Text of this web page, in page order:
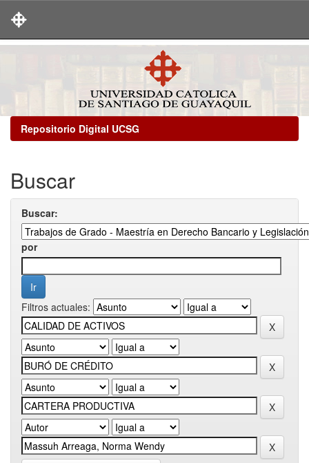
Repositorio Digital UCSG
Buscar
Buscar:
por
Filtros actuales: